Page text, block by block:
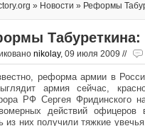
» Новости » Реформы
Табуреткина:
nikolay, 09 июля 2009 //
реформа армии в
армия сейчас,
РФ Сергея Фридинского
действий
из них получили тяжкие